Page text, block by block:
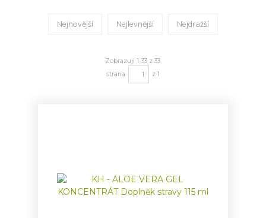
Nejnovější Nejlevnější Nejdražší
Zobrazuji 1-33 z 33
strana
z 1